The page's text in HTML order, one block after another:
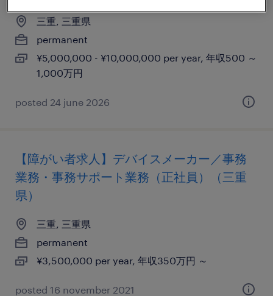
三重, 三重県
permanent
¥5,000,000 - ¥10,000,000 per year, 年収500 ～
1,000万円
posted 24 june 2026
【障がい者求人】デバイスメーカー／事務
業務・事務サポート業務（正社員）（三重
県）
三重, 三重県
permanent
¥3,500,000 per year, 年収350万円 ～
posted 16 november 2021